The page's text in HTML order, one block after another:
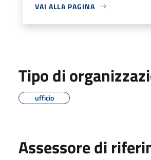
VAI ALLA PAGINA
Tipo di
ufficio
Assessore di